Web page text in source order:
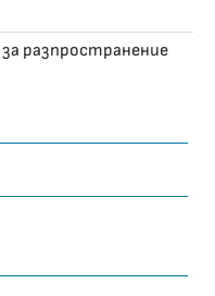
за разпространение